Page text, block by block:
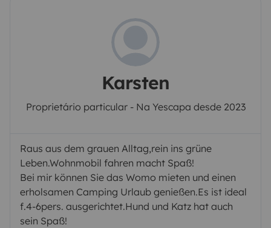
Karsten
Proprietário particular - Na Yescapa desde 2023
Raus aus dem grauen Alltag,rein ins grüne
Leben.Wohnmobil fahren macht Spaß!
Bei mir können Sie das Womo mieten und einen
erholsamen Camping Urlaub genießen.Es ist ideal
f.4-6pers. ausgerichtet.Hund und Katz hat auch
sein Spaß!